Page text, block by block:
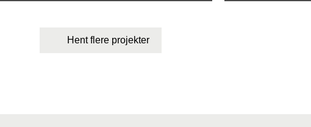
Hent flere projekter